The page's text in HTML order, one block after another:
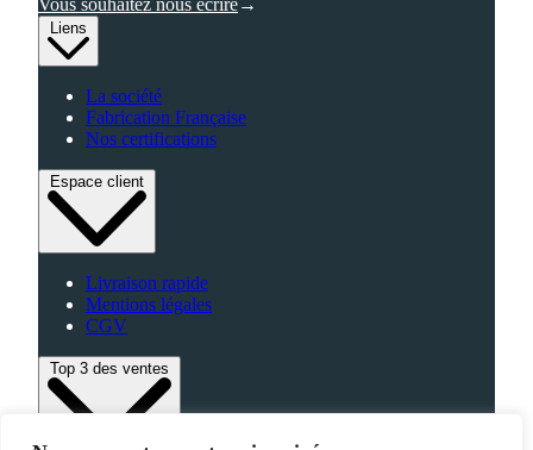
Liens
La société
Fabrication Française
Nos certifications
Espace client
Livraison rapide
Mentions légales
CGV
Top 3 des ventes
Vous souhaitez nous écrire